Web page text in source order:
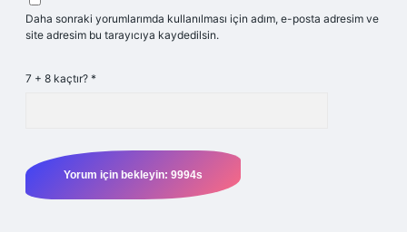
Daha sonraki yorumlarımda kullanılması için adım, e-posta adresim ve
site adresim bu tarayıcıya kaydedilsin.
7 + 8 kaçtır? *